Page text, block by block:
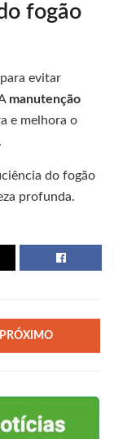
fogão
evitar
manutenção
e melhora o
do fogão
profunda.
PRÓXIMO